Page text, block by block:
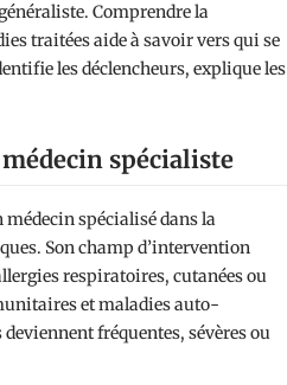
Comprendre la
traitées aide à savoir vers qui se
les déclencheurs, explique les
spécialiste
spécialisé dans la
Son champ d’intervention
respiratoires, cutanées ou
et maladies auto-
fréquentes, sévères ou